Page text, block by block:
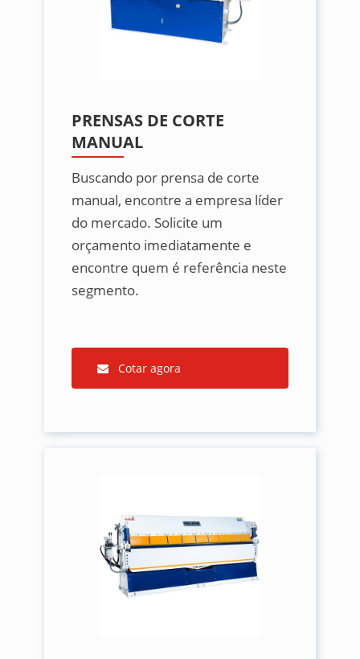
PRENSAS DE CORTE
MANUAL
Buscando por prensa de corte
manual, encontre a empresa líder
do mercado. Solicite um
orçamento imediatamente e
encontre quem é referência neste
segmento.
Cotar agora